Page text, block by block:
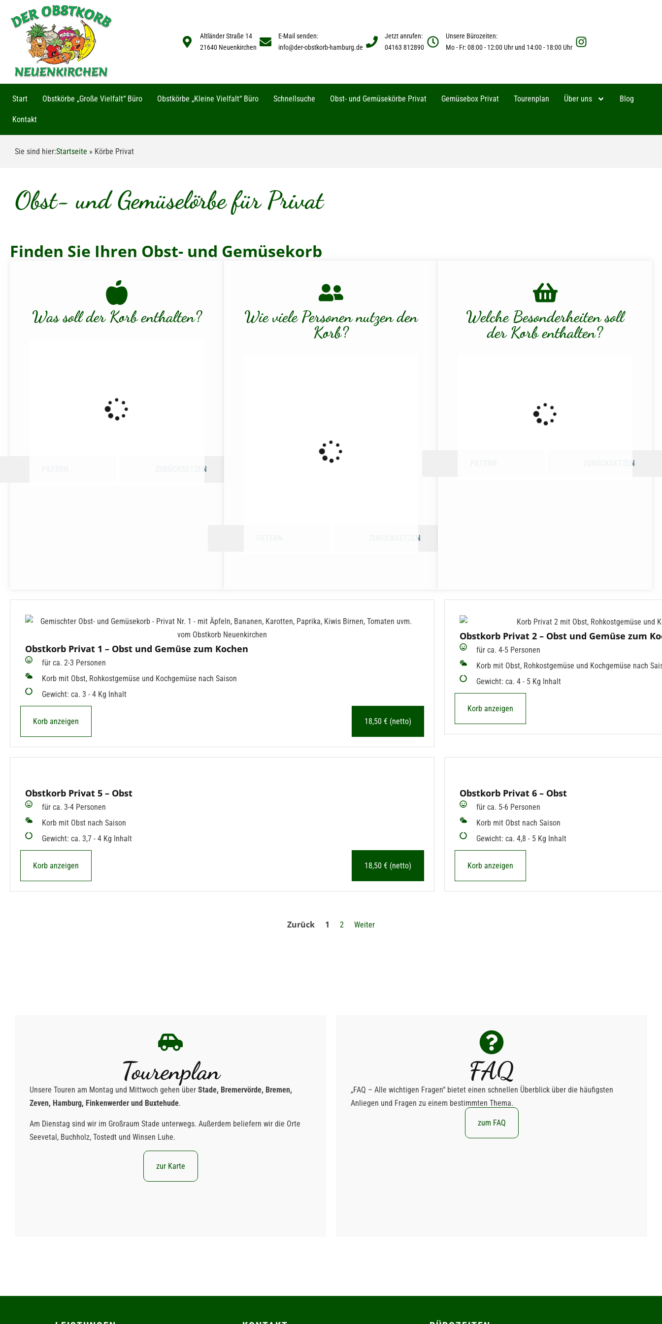
Altländer Straße 14
21640 Neuenkirchen
E-Mail senden:
info@der-obstkorb-hamburg.de
Jetzt anrufen:
04163 812890
Unsere Bürozeiten:
Mo - Fr: 08:00 - 12:00 Uhr und 14:00 - 18:00 Uhr
Start Obstkörbe „Große Vielfalt“ Büro Obstkörbe „Kleine Vielfalt“ Büro Schnellsuche Obst- und Gemüsekörbe Privat Gemüsebox Privat Tourenplan Über uns Blog
Kontakt
Sie sind hier:Startseite » Körbe Privat
Obst- und Gemüselörbe für Privat
Finden Sie Ihren Obst- und Gemüsekorb
Was soll der Korb enthalten?
ZURÜCKSETZEN
Wie viele Personen nutzen den
Korb?
ZURÜCKSETZEN
Welche Besonderheiten soll
der Korb enthalten?
ZURÜCKSETZEN
Obstkorb Privat 1 – Obst und Gemüse zum Kochen
für ca. 2-3 Personen
Korb mit Obst, Rohkostgemüse und Kochgemüse nach Saison
Gewicht: ca. 3 - 4 Kg Inhalt
Korb anzeigen 18,50 € (netto)
Obstkorb Privat 2 – Obst und Gemüse zum
für ca. 4-5 Personen
Korb mit Obst, Rohkostgemüse und Kochgemüse nach
Gewicht: ca. 4 - 5 Kg Inhalt
Korb anzeigen
Obstkorb Privat 5 – Obst
für ca. 3-4 Personen
Korb mit Obst nach Saison
Gewicht: ca. 3,7 - 4 Kg Inhalt
Korb anzeigen 18,50 € (netto)
Obstkorb Privat 6 – Obst
für ca. 5-6 Personen
Korb mit Obst nach Saison
Gewicht: ca. 4,8 - 5 Kg Inhalt
Korb anzeigen
Zurück 1 2 Weiter
Tourenplan
Unsere Touren am Montag und Mittwoch gehen über Stade, Bremervörde, Bremen,
Zeven, Hamburg, Finkenwerder und Buxtehude.
Am Dienstag sind wir im Großraum Stade unterwegs. Außerdem beliefern wir die Orte
Seevetal, Buchholz, Tostedt und Winsen Luhe.
zur Karte
FAQ
„FAQ – Alle wichtigen Fragen“ bietet einen schnellen Überblick über die häufigsten
Anliegen und Fragen zu einem bestimmten Thema.
zum FAQ